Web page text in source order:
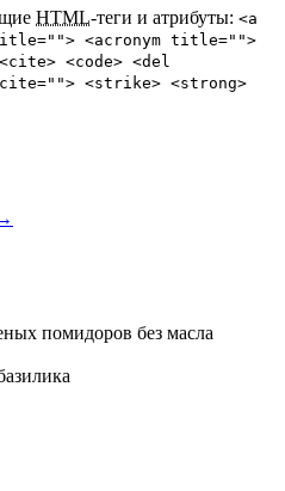
HTML-теги и атрибуты: <a
<acronym title="">
<code> <del
<strike> <strong>
помидоров без масла